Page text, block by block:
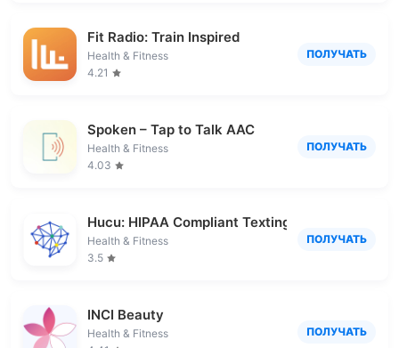
Fit Radio: Train Inspired
Health & Fitness
4.21
ПОЛУЧАТЬ
Spoken – Tap to Talk AAC
Health & Fitness
4.03
ПОЛУЧАТЬ
Hucu: HIPAA Compliant Texting
Health & Fitness
3.5
ПОЛУЧАТЬ
INCI Beauty
Health & Fitness
ПОЛУЧАТЬ